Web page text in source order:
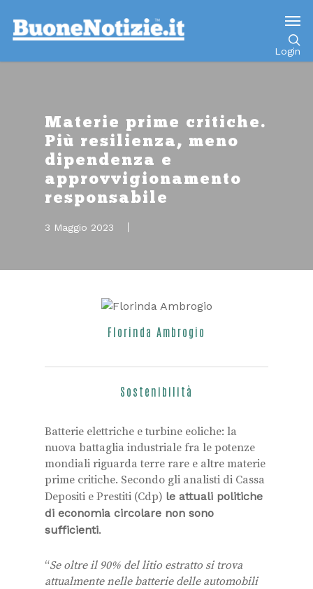
Login
Materie prime critiche.
Più resilienza, meno
dipendenza e
approvvigionamento
responsabile
3 Maggio 2023
Florinda Ambrogio
Sostenibilità
Batterie elettriche e turbine eoliche: la
nuova battaglia industriale fra le potenze
mondiali riguarda terre rare e altre materie
prime critiche. Secondo gli analisti di Cassa
Depositi e Prestiti (Cdp) le attuali politiche
di economia circolare non sono
sufficienti.
“Se oltre il 90% del litio estratto si trova
attualmente nelle batterie delle automobili
Go to mobile version